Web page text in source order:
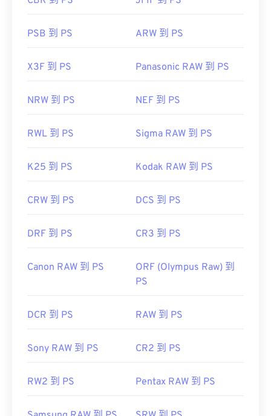
PSB 到 PS ARW 到 PS
X3F 到 PS Panasonic RAW 到 PS
NRW 到 PS NEF 到 PS
RWL 到 PS Sigma RAW 到 PS
K25 到 PS Kodak RAW 到 PS
CRW 到 PS DCS 到 PS
DRF 到 PS CR3 到 PS
Canon RAW 到 PS
ORF (Olympus Raw) 到
PS
DCR 到 PS RAW 到 PS
Sony RAW 到 PS CR2 到 PS
RW2 到 PS Pentax RAW 到 PS